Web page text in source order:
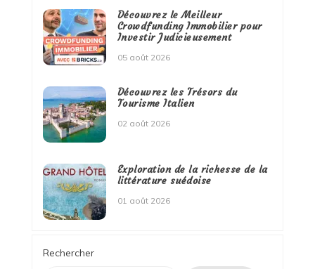
Découvrez le Meilleur
Crowdfunding Immobilier pour
Investir Judicieusement
05 août 2026
Découvrez les Trésors du
Tourisme Italien
02 août 2026
Exploration de la richesse de la
littérature suédoise
01 août 2026
Rechercher